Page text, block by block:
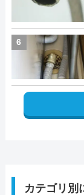
6
カテゴリ別